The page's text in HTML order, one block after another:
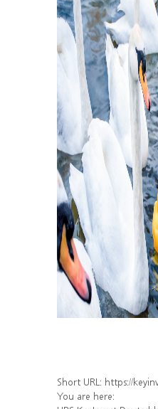
Short URL: https://keyinvest-
You are here: